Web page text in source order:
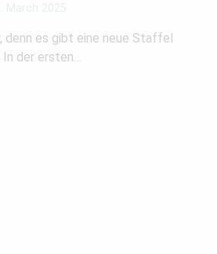
denn es gibt eine neue Staffel
der ersten…